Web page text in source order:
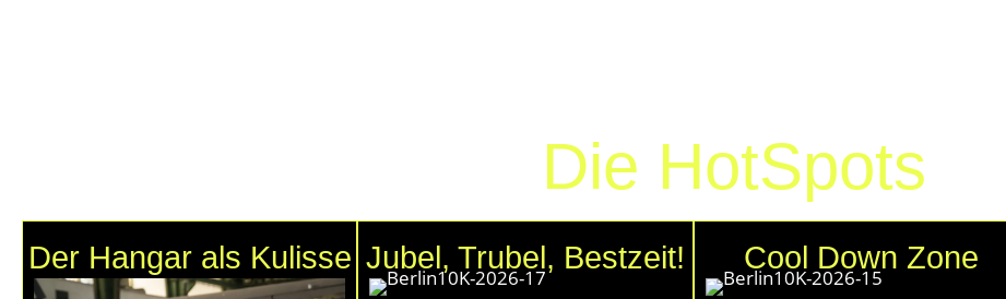
Die HotSpots
Der Hangar als Kulisse Jubel, Trubel, Bestzeit! Cool Down Zone